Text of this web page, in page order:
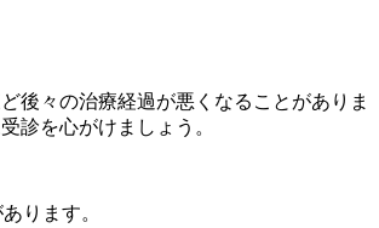
後々の治療経過が悪くなることがありま
診を心がけましょう。
ります。